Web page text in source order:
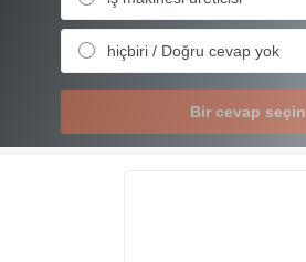
hiçbiri / Doğru cevap yok
Bir cevap seçin